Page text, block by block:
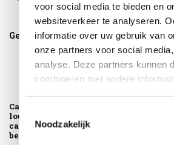
voor social media te bieden en
websiteverkeer te analyseren.
informatie over uw gebruik van
onze partners voor social
analyse. Deze partners kunnen
combineren met andere
Noodzakelijk
Gerelateerde producten
Casto high back
loungestoel rope
camel sand
beachy...